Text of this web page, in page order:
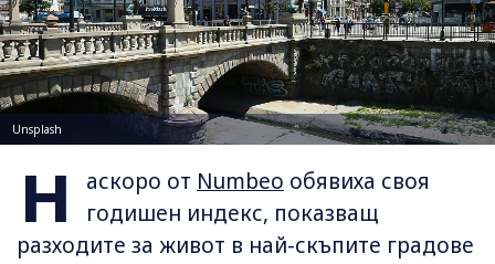
Unsplash
Н аскоро от Numbeo обявиха своя
годишен индекс, показващ
разходите за живот в най-скъпите градове